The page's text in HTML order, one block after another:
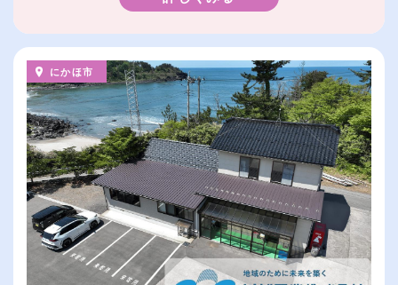
にかほ市